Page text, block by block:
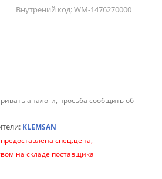
Внутрений код:WM-1476270000
аналоги, просьба сообщить об
KLEMSAN
спец.цена,
на складе поставщика